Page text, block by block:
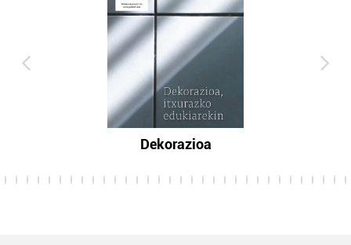
Dekorazioa